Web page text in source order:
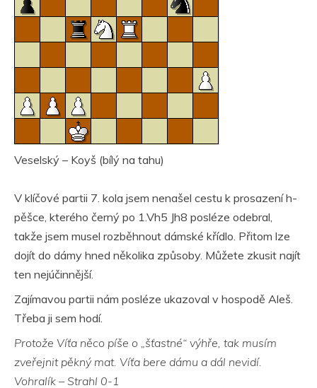
Veselský – Koyš (bílý na tahu)
V klíčové partii 7. kola jsem nenašel cestu k prosazení h-
pěšce, kterého černý po 1.Vh5 Jh8 posléze odebral,
takže jsem musel rozběhnout dámské křídlo. Přitom lze
dojít do dámy hned několika způsoby. Můžete zkusit najít
ten nejúčinnější.
Zajímavou partii nám posléze ukazoval v hospodě Aleš.
Třeba ji sem hodí.
Protože Víťa něco píše o „šťastné“ výhře, tak musím
zveřejnit pěkný mat. Víťa bere dámu a dál nevidí.
Vohralík – Strahl 0-1